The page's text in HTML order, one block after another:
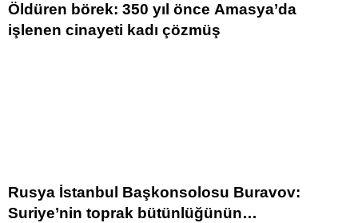
Öldüren börek: 350 yıl önce Amasya’da
işlenen cinayeti kadı çözmüş
Rusya İstanbul Başkonsolosu Buravov:
Suriye’nin toprak bütünlüğünün